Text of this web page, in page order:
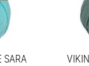
SARA